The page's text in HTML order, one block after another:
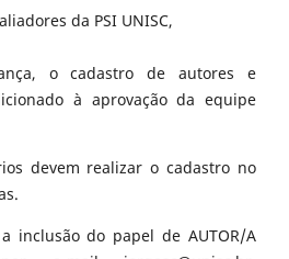
da PSI UNISC,
o cadastro de autores e
à aprovação da equipe
devem realizar o cadastro no
inclusão do papel de AUTOR/A